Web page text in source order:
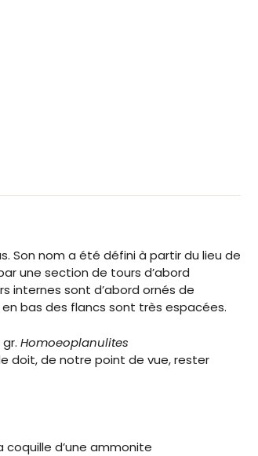
Son nom a été défini à partir du lieu de
une section de tours d’abord
internes sont d’abord ornés de
bas des flancs sont très espacées.
Homoeoplanulites
doit, de notre point de vue, rester
d’une ammonite